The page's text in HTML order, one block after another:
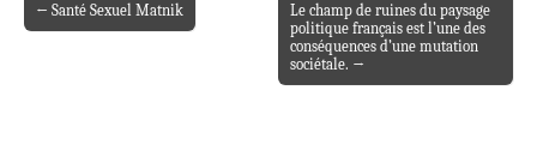
Post navigation
← Santé Sexuel Matnik
Le champ de ruines du paysage
politique français est l’une des
conséquences d’une mutation
sociétale. →